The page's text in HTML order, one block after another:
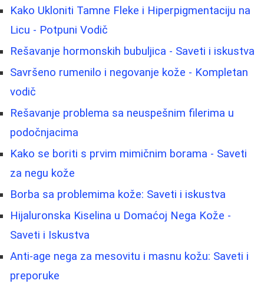
Kako Ukloniti Tamne Fleke i Hiperpigmentaciju na
Licu - Potpuni Vodič
Rešavanje hormonskih bubuljica - Saveti i iskustva
Savršeno rumenilo i negovanje kože - Kompletan
vodič
Rešavanje problema sa neuspešnim filerima u
podočnjacima
Kako se boriti s prvim mimičnim borama - Saveti
za negu kože
Borba sa problemima kože: Saveti i iskustva
Hijaluronska Kiselina u Domaćoj Nega Kože -
Saveti i Iskustva
Anti-age nega za mesovitu i masnu kožu: Saveti i
preporuke